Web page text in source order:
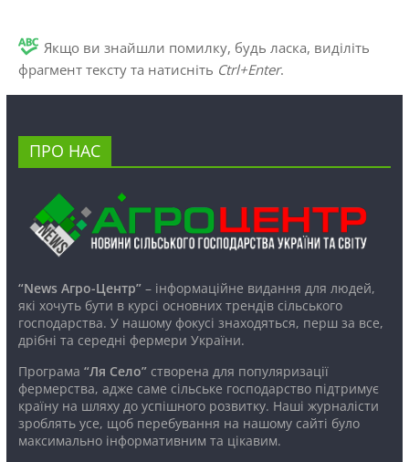
Якщо ви знайшли помилку, будь ласка, виділіть
фрагмент тексту та натисніть Ctrl+Enter.
ПРО НАС
“News Агро-Центр”– інформаційне видання для людей,
які хочуть бути в курсі основних трендів сільського
господарства. У нашому фокусі знаходяться, перш за все,
дрібні та середні фермери України.
Програма “Ля Село”створена для популяризації
фермерства, адже саме сільське господарство підтримує
країну на шляху до успішного розвитку. Наші журналісти
зроблять усе, щоб перебування на нашому сайті було
максимально інформативним та цікавим.